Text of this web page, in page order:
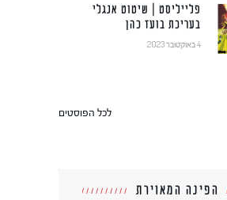
פלייליסט | שיטוט אנגלי
בעריכת בועז כהן
4 באוקטובר 2023
לכל הפוסטים
הפינה המאוירת